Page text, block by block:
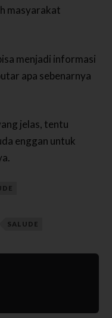
masyarakat
menjadi informasi
apa sebenarnya
jelas, tentu
enggan untuk
SALUDE